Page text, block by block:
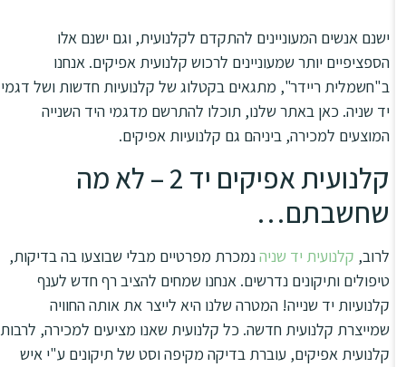
לאפס
את
כל
האפשרויות
מפת האתר
הצהרת נגישות
ישנם אנשים המעוניינים להתקדם לקלנועית, וגם ישנם אלו
הספציפיים יותר שמעוניינים לרכוש קלנועית אפיקים. אנחנו
ב"חשמלית ריידר", מתגאים בקטלוג של קלנועיות חדשות ושל דגמי
יד שניה. כאן באתר שלנו, תוכלו להתרשם מדגמי היד השנייה
המוצעים למכירה, ביניהם גם קלנועיות אפיקים.
קלנועית אפיקים יד 2 – לא מה
שחשבתם…
לרוב,קלנועית יד שניהנמכרת מפרטיים מבלי שבוצעו בה בדיקות,
טיפולים ותיקונים נדרשים. אנחנו שמחים להציב רף חדש לענף
קלנועיות יד שנייה! המטרה שלנו היא לייצר את אותה החוויה
שמייצרת קלנועית חדשה. כל קלנועית שאנו מציעים למכירה, לרבות
קלנועית אפיקים, עוברת בדיקה מקיפה וסט של תיקונים ע"י איש